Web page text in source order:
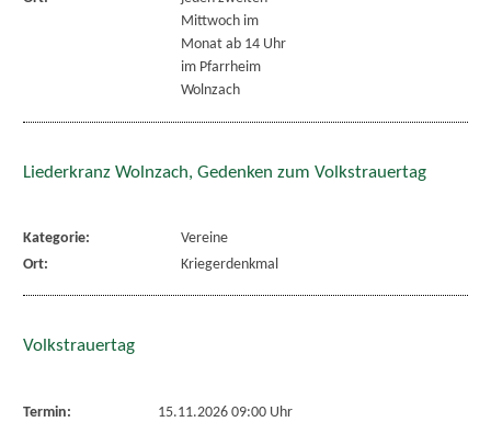
Mittwoch im
Monat ab 14 Uhr
im Pfarrheim
Wolnzach
Liederkranz Wolnzach, Gedenken zum Volkstrauertag
Kategorie:
Vereine
Ort:
Kriegerdenkmal
Volkstrauertag
Termin:
15.11.2026 09:00 Uhr